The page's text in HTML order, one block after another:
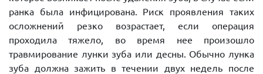
ранка была инфицирована. Риск проявления таких
осложнений резко возрастает, если операция
проходила тяжело, во время нее произошло
травмирование лунки зуба или десны. Обычно лунка
зуба должна зажить в течении двух недель после